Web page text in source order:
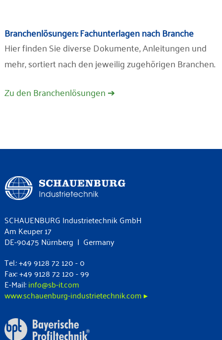
Branchenlösungen: Fachunterlagen nach Branche
Hier finden Sie diverse Dokumente, Anleitungen und
mehr, sortiert nach den jeweilig zugehörigen Branchen.
Zu den Branchenlösungen ➔
SCHAUENBURG Industrietechnik GmbH
Am Keuper 17
DE-90475 Nürnberg | Germany
Tel.: +49 9128 72 120 - 0
Fax: +49 9128 72 120 - 99
E-Mail:info@sb-it.com
www.schauenburg-industrietechnik.com ▸